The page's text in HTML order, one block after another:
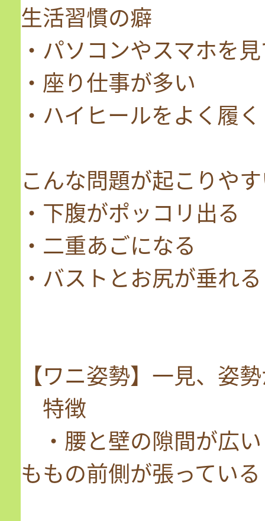
生活習慣の癖
・パソコンやスマホを
・座り仕事が多い
・ハイヒールをよく履く
こんな問題が起こりや
・下腹がポッコリ出る
・二重あごになる
・バストとお尻が垂れる
【ワニ姿勢】一見、姿
特徴
・腰と壁の隙間が広
ももの前側が張っている